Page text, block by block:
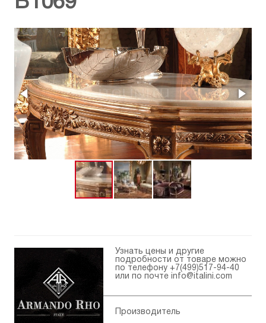
Узнать цены и другие
подробности от товаре можно
по телефону +7(499)517-94-40
или по почте
info@italini.com
Производитель